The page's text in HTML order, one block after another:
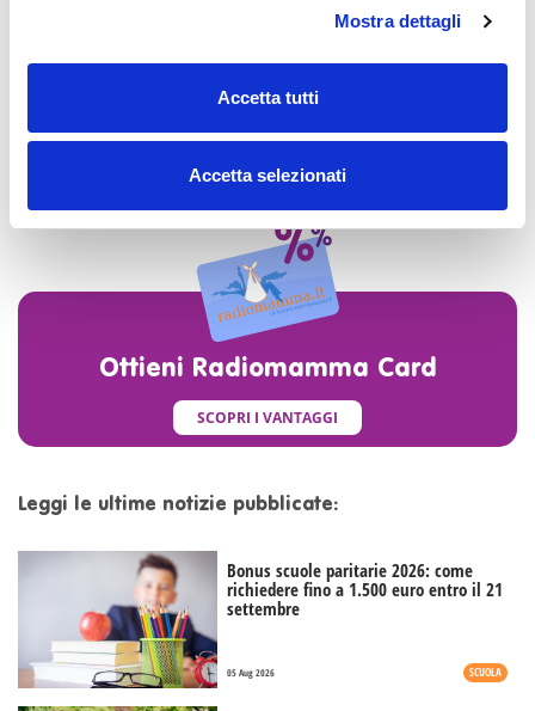
Mostra dettagli
Accetta tutti
Accetta selezionati
Iscriviti alla newsletter di Radiomamma
Ottieni Radiomamma Card
SCOPRI I VANTAGGI
Leggi le ultime notizie pubblicate:
Bonus scuole paritarie 2026: come
richiedere fino a 1.500 euro entro il 21
settembre
05 Aug 2026 SCUOLA